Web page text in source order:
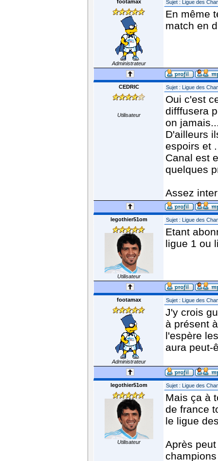
footamax Sujet : Ligue des
Administrateur
En même
match en
CEDRIC Sujet : Ligue des
Utilisateur
Oui c'est
difffusera
on
D'ailleurs
espoirs et
Canal est
quelques
Assez
legothier51om Sujet : Ligue des
Utilisateur
Etant
ligue 1 ou
footamax Sujet : Ligue des
Administrateur
J'y crois
à présent
l'espère
aura peut-
legothier51om Sujet : Ligue des
Utilisateur
Mais ça à
de france
le ligue
Après